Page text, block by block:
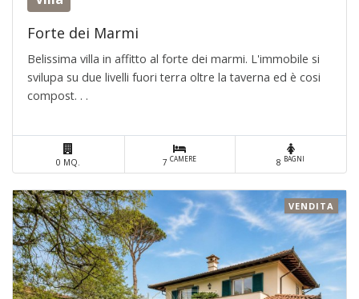
Forte dei Marmi
Belissima villa in affitto al forte dei marmi. L'immobile si
svilupa su due livelli fuori terra oltre la taverna ed è cosi
compost. . .
0 MQ. 7CAMERE 8 BAGNI
VENDITA